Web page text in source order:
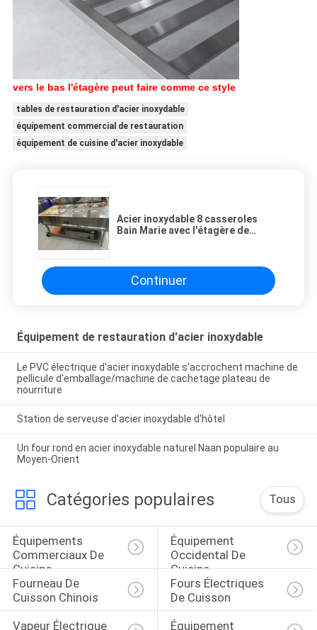
vers le bas l'étagère peut faire comme ce style
tables de restauration d'acier inoxydable
équipement commercial de restauration
équipement de cuisine d'acier inoxydable
Acier inoxydable 8 casseroles
Bain Marie avec l'étagère de
Continuer
Équipement de restauration d'acier inoxydable
Le PVC électrique d'acier inoxydable s'accrochent machine de
pellicule d'emballage/machine de cachetage plateau de
nourriture
Station de serveuse d'acier inoxydable d'hôtel
Un four rond en acier inoxydable naturel Naan populaire au
Moyen-Orient
Catégories populaires Tous
Équipements
Commerciaux De
Cuisine
Équipement
Occidental De
Cuisine
Fourneau De
Cuisson Chinois
Fours Électriques
De Cuisson
Vapeur Électrique
Équipement